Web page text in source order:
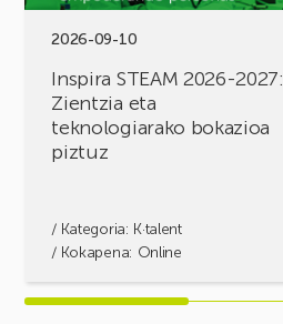
2026-09-10
Inspira STEAM 2026-2027:
Zientzia eta
teknologiarako bokazioa
piztuz
/ Kategoria: K·talent
/ Kokapena: Online
teknologiarako
bokazioa